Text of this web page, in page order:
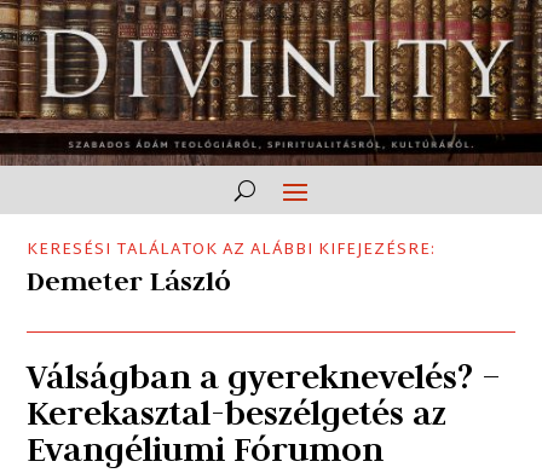
KERESÉSI TALÁLATOK AZ ALÁBBI KIFEJEZÉSRE:
Demeter László
Válságban a gyereknevelés? –
Kerekasztal-beszélgetés az
Evangéliumi Fórumon